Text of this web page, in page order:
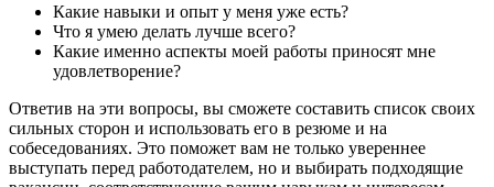
Какие навыки и опыт у меня уже есть?
Что я умею делать лучше всего?
Какие именно аспекты моей работы приносят мне
удовлетворение?
Ответив на эти вопросы, вы сможете составить список своих
сильных сторон и использовать его в резюме и на
собеседованиях. Это поможет вам не только увереннее
выступать перед работодателем, но и выбирать подходящие